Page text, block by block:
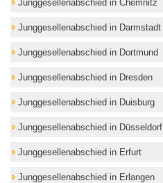
Junggesellenabschied in Chemnitz
Junggesellenabschied in Darmstadt
Junggesellenabschied in Dortmund
Junggesellenabschied in Dresden
Junggesellenabschied in Duisburg
Junggesellenabschied in Düsseldorf
Junggesellenabschied in Erfurt
Junggesellenabschied in Erlangen